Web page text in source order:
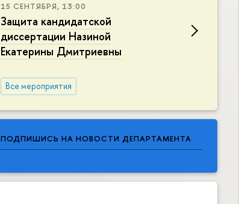
15 СЕНТЯБРЯ, 13:00
Защита кандидатской
диссертации Назиной
Екатерины Дмитриевны
Все мероприятия
ПОДПИШИСЬ НА НОВОСТИ ДЕПАРТАМЕНТА